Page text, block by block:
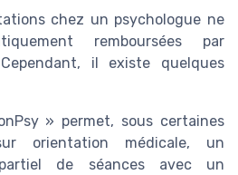
chez un psychologue ne
remboursées par
Cependant, il existe quelques
» permet, sous certaines
orientation médicale, un
partiel de séances avec un